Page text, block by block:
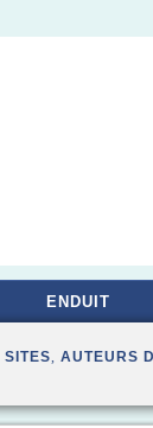
ENDUIT
SITES, AUTEURS